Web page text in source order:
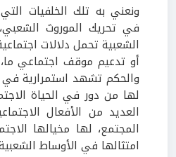
ونعني به تلك الخلفيات
في تحريك الموروث
الشعبية تحمل دلالات
أو تدعيم موقف اجتماعي ما،
والحكم تشهد استمرارية في
لها من دور في الحياة
العديد من الأفعال
المجتمع، لها مخيالها
امتثالها في الأوساط